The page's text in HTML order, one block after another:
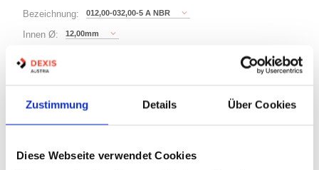
Zustimmung Details Über Cookies
Diese Webseite verwendet Cookies
Bezeichnung:
012,00-032,00-5 A NBR
Innen Ø: 12,00mm
Bauform:
Minimum (10)